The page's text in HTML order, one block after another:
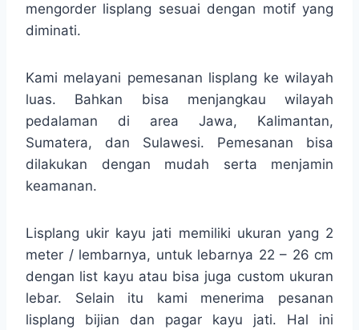
mengorder lisplang sesuai dengan motif yang
diminati.
Kami melayani pemesanan lisplang ke wilayah
luas. Bahkan bisa menjangkau wilayah
pedalaman di area Jawa, Kalimantan,
Sumatera, dan Sulawesi. Pemesanan bisa
dilakukan dengan mudah serta menjamin
keamanan.
Lisplang ukir kayu jati memiliki ukuran yang 2
meter / lembarnya, untuk lebarnya 22 – 26 cm
dengan list kayu atau bisa juga custom ukuran
lebar. Selain itu kami menerima pesanan
lisplang bijian dan pagar kayu jati. Hal ini